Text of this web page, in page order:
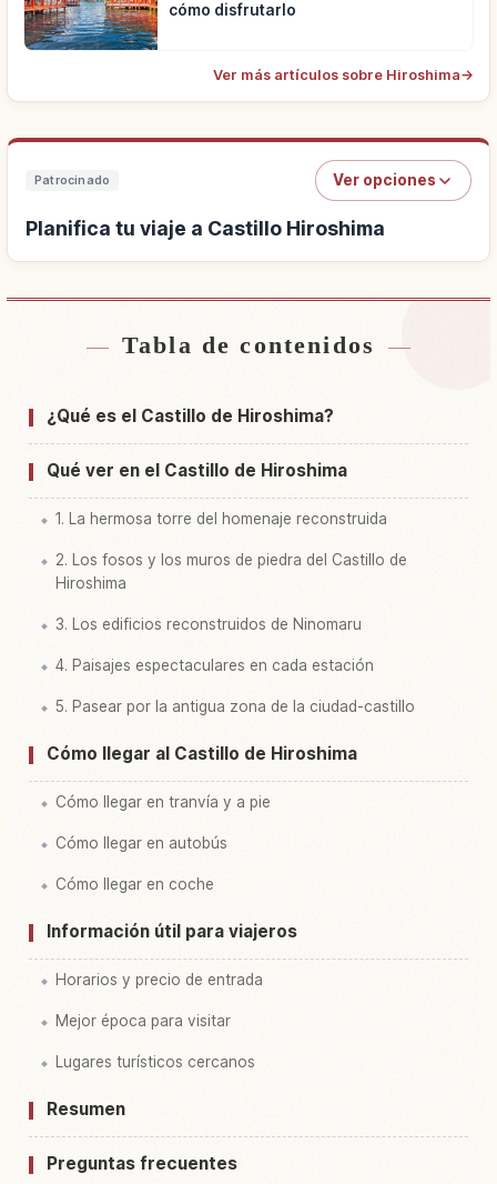
cómo disfrutarlo
Ver más artículos sobre Hiroshima→
Patrocinado Ver opciones
Planifica tu viaje a Castillo Hiroshima
Buscar alojamiento cerca de Castillo Hiroshima
Buscar experiencias en Castillo Hiroshima
Tabla de contenidos
¿Qué es el Castillo de Hiroshima?
Qué ver en el Castillo de Hiroshima
1. La hermosa torre del homenaje reconstruida
2. Los fosos y los muros de piedra del Castillo de
Hiroshima
3. Los edificios reconstruidos de Ninomaru
4. Paisajes espectaculares en cada estación
5. Pasear por la antigua zona de la ciudad-castillo
Cómo llegar al Castillo de Hiroshima
Cómo llegar en tranvía y a pie
Cómo llegar en autobús
Cómo llegar en coche
Información útil para viajeros
Horarios y precio de entrada
Mejor época para visitar
Lugares turísticos cercanos
Resumen
Preguntas frecuentes